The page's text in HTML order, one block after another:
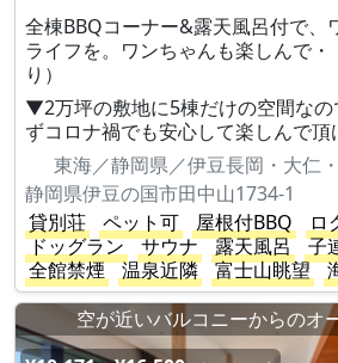
全棟BBQコーナー&露天風呂付で、
ライフを。ワンちゃんも楽しんで
り）
▼2万坪の敷地に5棟だけの空間な
ずコロナ禍でも安心して楽しんで頂
東海／静岡県／伊豆長岡・大仁
静岡県伊豆の国市田中山1734-1
貸別荘
ペット可 屋根付BBQ
ロ
ドッグラン
サウナ 露天風呂
子
全館禁煙
温泉近隣 富士山眺望
空が近いバルコニーからのオ